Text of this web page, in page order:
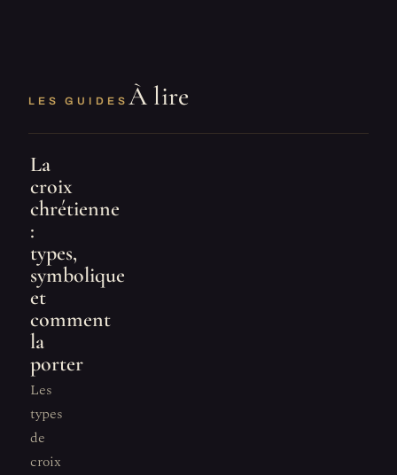
LES GUIDES À lire
La
croix
chrétienne
:
types,
symbolique
et
comment
la
porter
Les
types
de
croix